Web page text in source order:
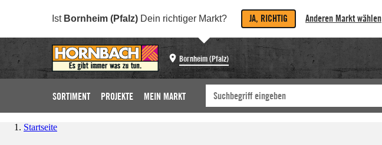
Ist Bornheim (Pfalz) Dein richtiger Markt? JA, RICHTIG Anderen Markt wählen
Bornheim (Pfalz)
SORTIMENT PROJEKTE MEIN MARKT
Startseite